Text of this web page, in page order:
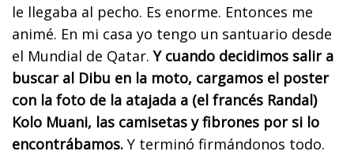
le llegaba al pecho. Es enorme. Entonces me
animé. En mi casa yo tengo un santuario desde
el Mundial de Qatar.Y cuando decidimos salir a
buscar al Dibu en la moto, cargamos el poster
con la foto de la atajada a (el francés Randal)
Kolo Muani, las camisetas y fibrones por si lo
encontrábamos. Y terminó firmándonos todo.